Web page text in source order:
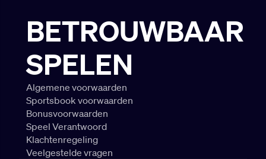
BETROUWBAAR
SPELEN
Algemene voorwaarden
Sportsbook voorwaarden
Bonusvoorwaarden
Speel Verantwoord
Klachtenregeling
Veelgestelde vragen